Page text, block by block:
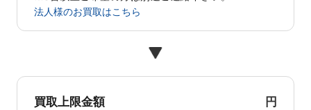
法人様のお買取はこちら
買取上限金額 円